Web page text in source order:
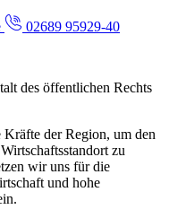
02689 95929-40
des öffentlichen Rechts
der Region, um den
zu
wir uns für die
und hohe